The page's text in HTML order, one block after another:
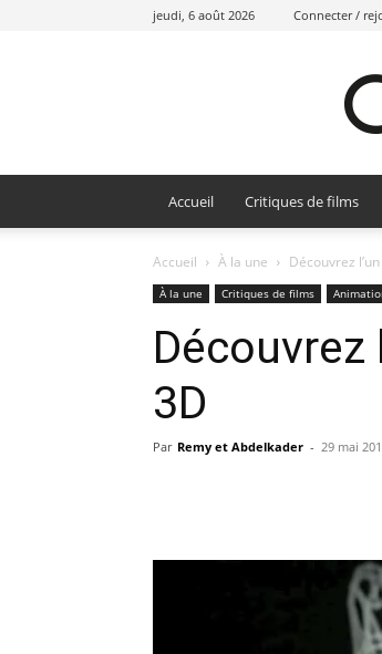
jeudi, 6 août 2026 Connecter /
Accueil Critiques de films
Accueil À la une Découvrez
À la une Critiques de films
Découvrez
3D
Par Remy et Abdelkader - 29 mai